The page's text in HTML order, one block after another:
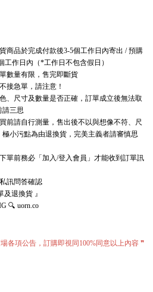
商品於完成付款後3-5個工作日內寄出 /預購
工作日內（*工作日不包含假日）
數量有限，售完即斷貨
接急單，請注意！
、尺寸及數量是否正確，訂單成立後無法取
請三思
前請自行測量，售出後不以與想像不符、尺
小污點為由退換貨，完美主義者請審慎思
單前務必「加入/登入會員」才能收到訂單訊
訊問答確認
及退換貨 』
🔍 uorn.co
各項公告，訂購即視同100%同意以上內容 ❞